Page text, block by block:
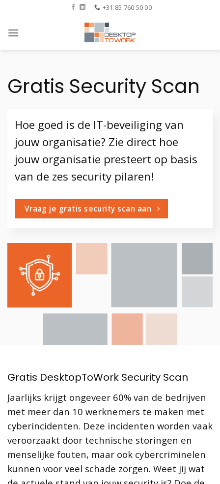
naar
inhoud
+31 85 760 50 00
Gratis Security Scan
Hoe goed is de IT-beveiliging van
jouw organisatie? Zie direct hoe
jouw organisatie presteert op basis
van de zes security pilaren!
Vraag je gratis security scan aan
Gratis DesktopToWork Security Scan
Jaarlijks krijgt ongeveer 60% van de bedrijven
met meer dan 10 werknemers te maken met
cyberincidenten. Deze incidenten worden vaak
veroorzaakt door technische storingen en
menselijke fouten, maar ook cybercriminelen
kunnen voor veel schade zorgen. Weet jij wat